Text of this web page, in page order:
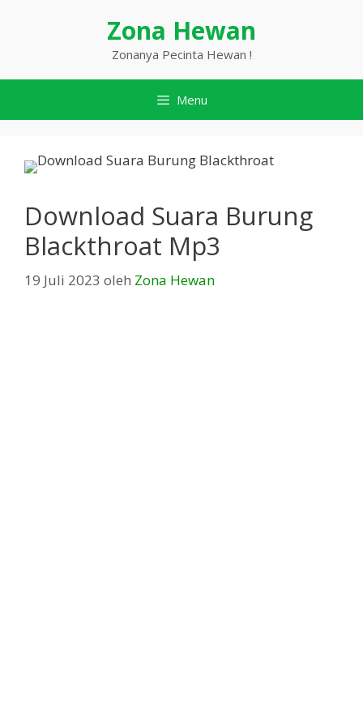
Zona Hewan
Zonanya Pecinta Hewan !
Menu
Download Suara Burung
Blackthroat Mp3
19 Juli 2023 oleh Zona Hewan